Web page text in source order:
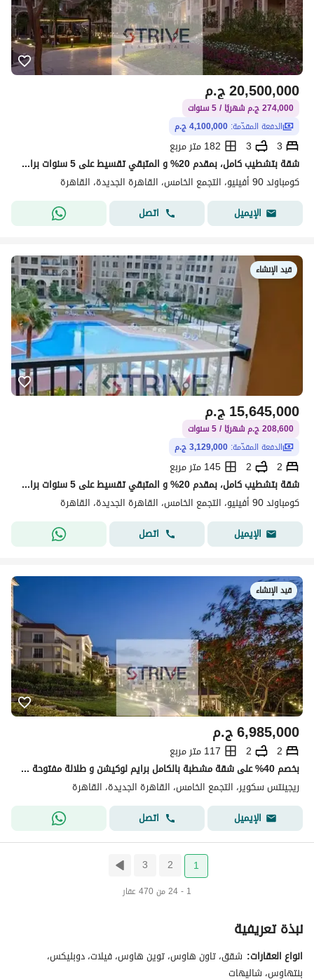
ج.م20,500,000
274,000 ج.م شهريًا / 5 سنوات
الدفعة المقدّمة: 4,100,000 ج.م
3
3
182 متر مربع
شقة بتشطيب كامل، بمقدم 20% و المتبقي تقسيط على 5 سنوات برايم لوكيشن وإطلالة مفتوحة ومباشرة على المساحات الخضراء (لاند سكيب) في قلب منطقة التجمع
كومباوند 90 أفينيو، التجمع الخامس، القاهرة الجديدة، القاهرة
الإيميل
اتصل
قيد الإنشاء
ج.م15,645,000
208,600 ج.م شهريًا / 5 سنوات
الدفعة المقدّمة: 3,129,000 ج.م
2
2
145 متر مربع
شقة بتشطيب كامل، بمقدم 20% و المتبقي تقسيط على 5 سنوات برايم لوكيشن وإطلالة مفتوحة ومباشرة على المساحات الخضراء (لاند سكيب) في قلب منطقة التجمع الخامس
كومباوند 90 أفينيو، التجمع الخامس، القاهرة الجديدة، القاهرة
الإيميل
اتصل
قيد الإنشاء
ج.م6,985,000
2
2
117 متر مربع
بخصم 40% على شقة مشطبة بالكامل برايم لوكيشن و طلالة مفتوحة على المساحات الخضرا في قلب القاهرة الجديدة في كمبوند "ريجنتس سكوير" (Regent’s Square)
ريجينتس سكوير، التجمع الخامس، القاهرة الجديدة، القاهرة
الإيميل
اتصل
1
2
3
1 - 24 من 470 عقار
نبذة تعريفية
انواع العقارات: شقق، تاون هاوس، توين هاوس، فيلات، دوبليكس،
بنتهاوس، شاليهات